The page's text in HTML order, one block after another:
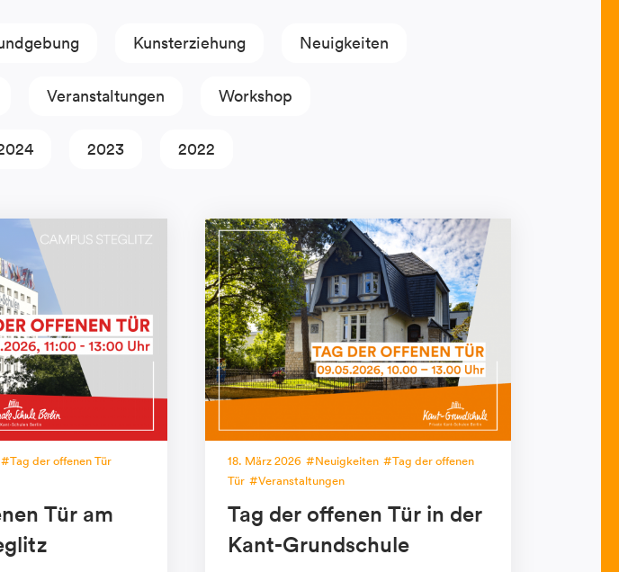
Kunsterziehung Neuigkeiten
Veranstaltungen Workshop
2023 2022
Tag der offenen Tür
Tür am
18. März 2026 Neuigkeiten
Tag der offenen
Tür
Veranstaltungen
Tag der offenen Tür in der
Kant-Grundschule